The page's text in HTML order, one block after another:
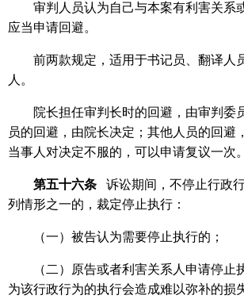
审判人员认为自己与本案有利害关系
应当申请回避。
前两款规定，适用于书记员、翻译人
人。
院长担任审判长时的回避，由审判委
员的回避，由院长决定；其他人员的回避
当事人对决定不服的，可以申请复议一次。
第五十六条
诉讼期间，不停止行政
列情形之一的，裁定停止执行：
（一）被告认为需要停止执行的；
（二）原告或者利害关系人申请停止
为该行政行为的执行会造成难以弥补的损